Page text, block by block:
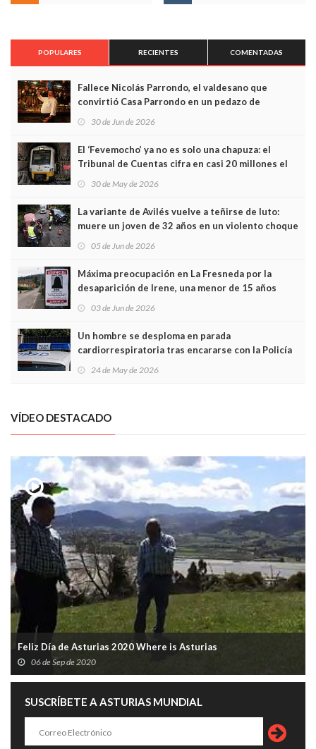
POPULARES RECIENTES COMENTADAS
Fallece Nicolás Parrondo, el valdesano que
convirtió Casa Parrondo en un pedazo de
30 de Jun de 2026
El ‘Fevemocho’ ya no es solo una chapuza: el
Tribunal de Cuentas cifra en casi 20 millones el
30 de May de 2026
La variante de Avilés vuelve a teñirse de luto:
muere un joven de 32 años en un violento choque
05 de Jun de 2026
Máxima preocupación en La Fresneda por la
desaparición de Irene, una menor de 15 años
03 de Jun de 2026
Un hombre se desploma en parada
cardiorrespiratoria tras encararse con la Policía
24 de May de 2026
VÍDEO DESTACADO
Feliz Día de Asturias 2020 Where is Asturias
06 de Sep de 2020
SUSCRÍBETE A ASTURIAS MUNDIAL